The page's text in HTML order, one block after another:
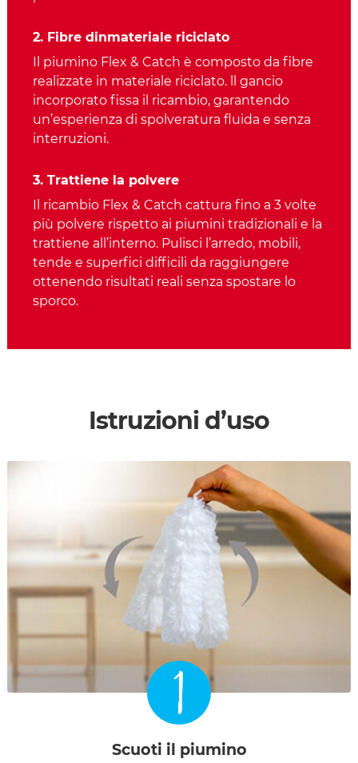
2. Fibre dinmateriale riciclato
Il piumino Flex & Catch è composto da fibre
realizzate in materiale riciclato. ll gancio
incorporato fissa il ricambio, garantendo
un’esperienza di spolveratura fluida e senza
interruzioni.
3. Trattiene la polvere
Il ricambio Flex & Catch cattura fino a 3 volte
più polvere rispetto ai piumini tradizionali e la
trattiene all’interno. Pulisci l’arredo, mobili,
tende e superfici difficili da raggiungere
ottenendo risultati reali senza spostare lo
sporco.
Istruzioni d’uso
1
Scuoti il piumino